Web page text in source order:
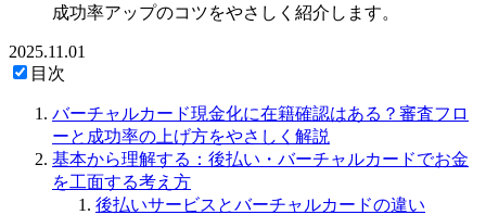
成功率アップのコツをやさしく紹介します。
2025.11.01
目次
バーチャルカード現金化に在籍確認はある？審査フロ
ーと成功率の上げ方をやさしく解説
基本から理解する：後払い・バーチャルカードでお金
を工面する考え方
後払いサービスとバーチャルカードの違い